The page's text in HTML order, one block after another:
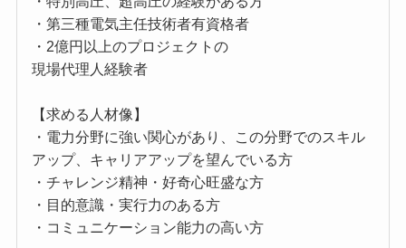
・第三種電気主任技術者有資格者
・2億円以上のプロジェクトの
現場代理人経験者
【求める人材像】
・電力分野に強い関心があり、この分野でのスキル
アップ、キャリアアップを望んでいる方
・チャレンジ精神・好奇心旺盛な方
・目的意識・実行力のある方
・コミュニケーション能力の高い方